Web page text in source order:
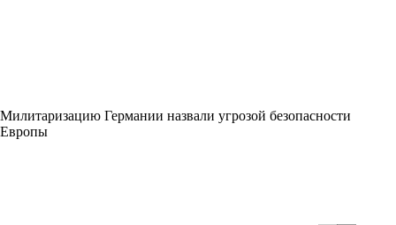
Милитаризацию Германии назвали угрозой безопасности
Европы